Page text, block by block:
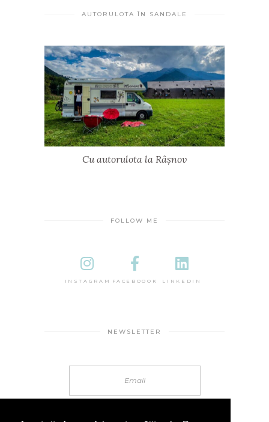
AUTORULOTA ÎN SANDALE
Cu autorulota la Râșnov
FOLLOW ME
INSTAGRAM FACEBOOOK LINKEDIN
NEWSLETTER